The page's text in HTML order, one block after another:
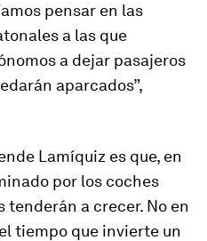
pensar en las
a las que
a dejar pasajeros
aparcados”,
Lamíquiz es que, en
por los coches
tenderán a crecer. No en
tiempo que invierte un